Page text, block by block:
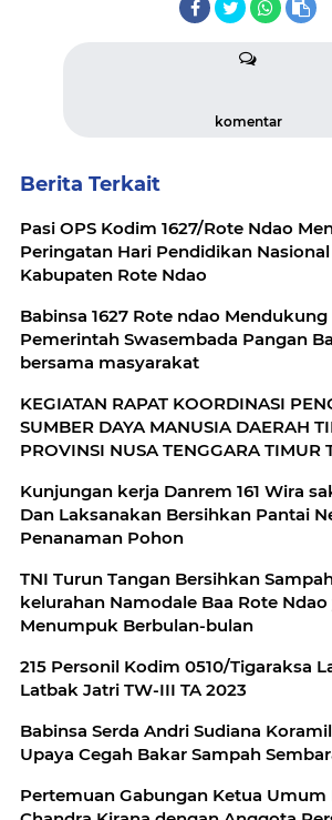
komentar
Berita Terkait
Pasi OPS Kodim 1627/Rote Ndao
Peringatan Hari Pendidikan Nasional Tahun 2024
Kabupaten Rote Ndao
Babinsa 1627 Rote ndao Mendukung Program
Pemerintah Swasembada Pangan
bersama masyarakat
KEGIATAN RAPAT KOORDINASI
SUMBER DAYA MANUSIA DAERAH
PROVINSI NUSA TENGGARA TIMUR
Kunjungan kerja Danrem 161 Wira
Dan Laksanakan Bersihkan Pantai
Penanaman Pohon
TNI Turun Tangan Bersihkan
kelurahan Namodale Baa Rote Ndao yang
Menumpuk Berbulan-bulan
215 Personil Kodim 0510/Tigaraksa
Latbak Jatri TW-III TA 2023
Babinsa Serda Andri Sudiana
Upaya Cegah Bakar Sampah
Pertemuan Gabungan Ketua Umum